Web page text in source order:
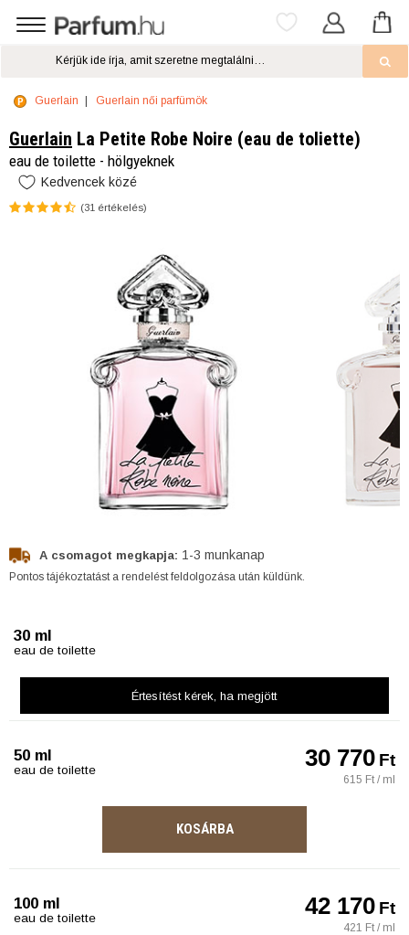
Guerlain Guerlain női parfümök
Guerlain La Petite Robe Noire (eau de toliette)
eau de toilette - hölgyeknek
Kedvencek közé
(31 értékelés)
A csomagot megkapja: 1-3 munkanap
Pontos tájékoztatást a rendelést feldolgozása után küldünk.
30 ml
eau de toilette
Értesítést kérek , ha megjött
50 ml
eau de toilette 30 770Ft
615 Ft / ml
KOSÁRBA
100 ml
eau de toilette 42 170Ft
421 Ft / ml